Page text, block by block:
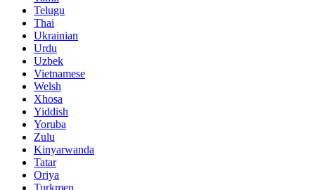
Telugu
Thai
Ukrainian
Urdu
Uzbek
Vietnamese
Welsh
Xhosa
Yiddish
Yoruba
Zulu
Kinyarwanda
Tatar
Oriya
Turkmen